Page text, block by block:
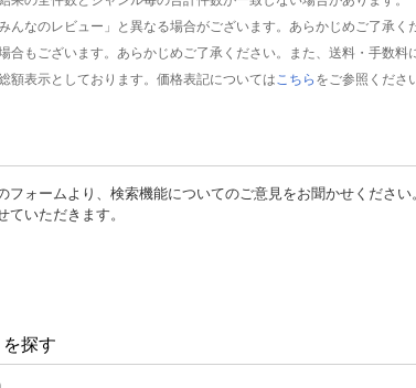
なのレビュー」と異なる場合がございます。あらかじめご了承く
もございます。あらかじめご了承ください。また、送料・手数料
表示としております。価格表記については こちら をご参照くださ
ォームより、検索機能についてのご意見をお聞かせください
いただきます。
探す